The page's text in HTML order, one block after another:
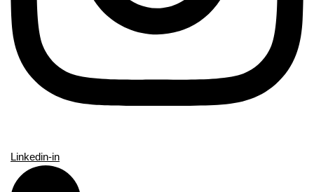
Linkedin-in